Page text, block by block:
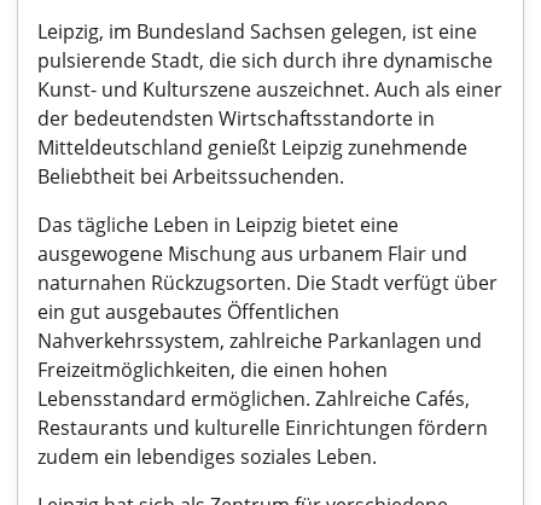
Leipzig, im Bundesland Sachsen gelegen, ist eine
pulsierende Stadt, die sich durch ihre dynamische
Kunst- und Kulturszene auszeichnet. Auch als einer
der bedeutendsten Wirtschaftsstandorte in
Mitteldeutschland genießt Leipzig zunehmende
Beliebtheit bei Arbeitssuchenden.
Das tägliche Leben in Leipzig bietet eine
ausgewogene Mischung aus urbanem Flair und
naturnahen Rückzugsorten. Die Stadt verfügt über
ein gut ausgebautes Öffentlichen
Nahverkehrssystem, zahlreiche Parkanlagen und
Freizeitmöglichkeiten, die einen hohen
Lebensstandard ermöglichen. Zahlreiche Cafés,
Restaurants und kulturelle Einrichtungen fördern
zudem ein lebendiges soziales Leben.